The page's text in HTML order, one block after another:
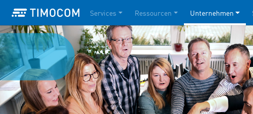
Services Ressourcen Unternehmen